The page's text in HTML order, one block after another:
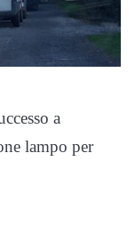
a
lampo per